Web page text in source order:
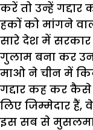
करें तो उन्हें
हकों को मांगने
सारे देश में सरकार
गुलाम बना कर
माओ ने चीन में
गद्दार कह कर कैसे
लिए जिम्मेदार
इस सब से